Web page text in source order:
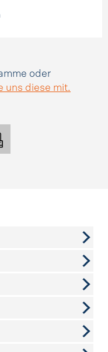
oder
uns diese mit.